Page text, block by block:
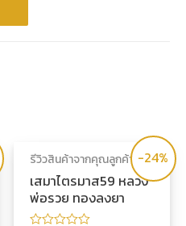
-24%
รีวิวสินค้าจากคุณลูกค้า
เสมาไตรมาส59 หลวง
พ่อรวย ทองลงยา